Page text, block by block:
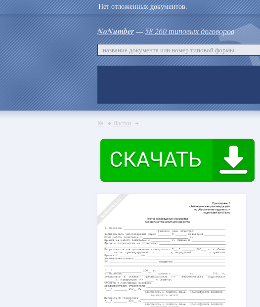
Нет отложенных документов.
NoNumber—58 260 типовых договоров
№ Листки